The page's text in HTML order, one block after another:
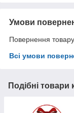
Умови
Повернення
Всі умови
Подібні товари